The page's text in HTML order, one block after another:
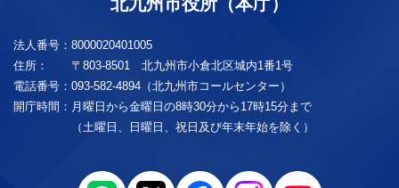
法人番号： 8000020401005
住所：
〒803-8501 北九州市小倉北区城内1番1号
電話番号： 093-582-4894（北九州市コールセンター）
開庁時間： 月曜日から金曜日の8時30分から17時15分まで
（土曜日、日曜日、祝日及び年末年始を除く）